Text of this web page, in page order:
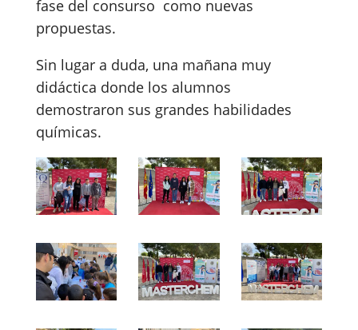
fase del consurso como nuevas
propuestas.
Sin lugar a duda, una mañana muy
didáctica donde los alumnos
demostraron sus grandes habilidades
químicas.